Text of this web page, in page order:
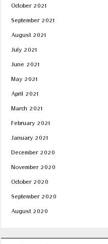
October 2021
September 2021
August 2021
July 2021
June 2021
May 2021
April 2021
March 2021
February 2021
January 2021
December 2020
November 2020
October 2020
September 2020
August 2020